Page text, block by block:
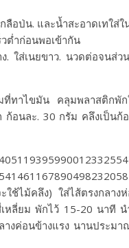
ลือป่น. และน้ำสะอาดเทใส่
ต่ำก่อนพอเข้ากัน
ง. ใส่เนยขาว. นวดต่อจนส่ว
ทาไขมัน คลุมพลาสติกพั
อนละ. 30 กรัม คลึงเป็นก้
ใช้ไม้คลึง) ใส่ไส้ตรงกลาง
หลี่ยม พักไว้ 15-20 นาที น
างค่อนข้างแรง นานประม